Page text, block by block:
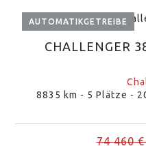
AUTOMATIKGETREIBE
CHALLENGER
8835 km - 5 Plätze -
74 460